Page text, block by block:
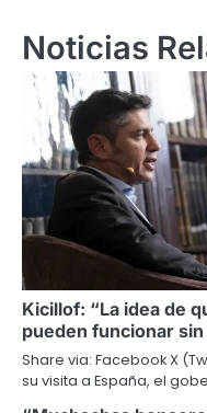
Noticias
Kicillof: “La idea de
pueden funcionar
Share via: Facebook X
su visita a España, el